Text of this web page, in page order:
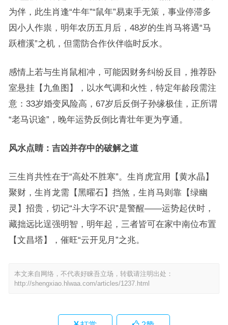
为伴，此生肖逢“牛年”“鼠年”易束手无策，事业停滞多
因小人作祟，明年农历五月后，48岁的生肖马将遇“马
跃檀溪”之机，但需防合作伙伴临时反水。
感情上若与生肖鼠相冲，可能因财务纠纷反目，推荐卧
室悬挂【九鱼图】，以水气调和火性，特定年龄段需注
意：33岁婚变风险高，67岁后反倒子孙缘极佳，正所谓
“老马识途”，晚年运势反倒比青壮年更为亨通。
风水点睛：吉凶并存中的破解之道
三生肖共性在于“高处不胜寒”。生肖虎宜用【黄水晶】
聚财，生肖龙需【黑曜石】挡煞，生肖马则靠【绿幽
灵】招贵，切记“斗大字不识”是警醒——运势起伏时，
藏拙远比逞强明智，明年起，三者皆可在家中南位布置
【文昌塔】，催旺“云开见月”之兆。
本文来自网络，不代表好睐吾立场，转载请注明出处：
http://shengxiao.hlwaa.com/articles/1237.html